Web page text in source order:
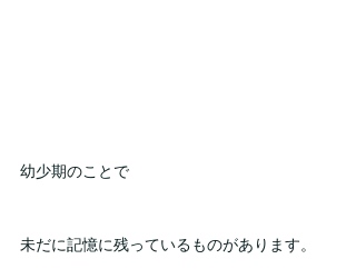
幼少期のことで
未だに記憶に残っているものがあります。